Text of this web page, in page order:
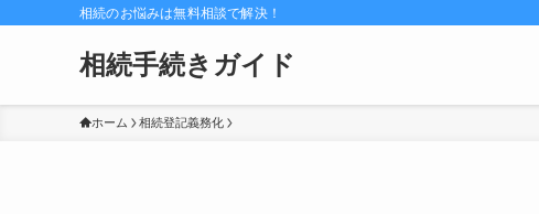
相続のお悩みは無料相談で解決！
相続手続きガイド
ホーム 相続登記義務化